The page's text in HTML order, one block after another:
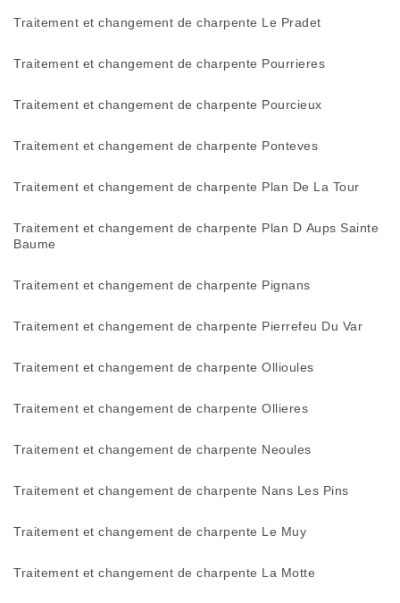
Traitement et changement de charpente Le Pradet
Traitement et changement de charpente Pourrieres
Traitement et changement de charpente Pourcieux
Traitement et changement de charpente Ponteves
Traitement et changement de charpente Plan De La Tour
Traitement et changement de charpente Plan D Aups Sainte
Baume
Traitement et changement de charpente Pignans
Traitement et changement de charpente Pierrefeu Du Var
Traitement et changement de charpente Ollioules
Traitement et changement de charpente Ollieres
Traitement et changement de charpente Neoules
Traitement et changement de charpente Nans Les Pins
Traitement et changement de charpente Le Muy
Traitement et changement de charpente La Motte